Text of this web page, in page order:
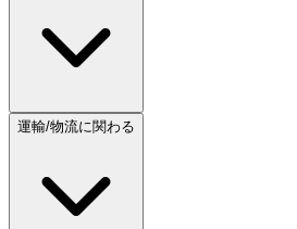
運輸/物流に関わる